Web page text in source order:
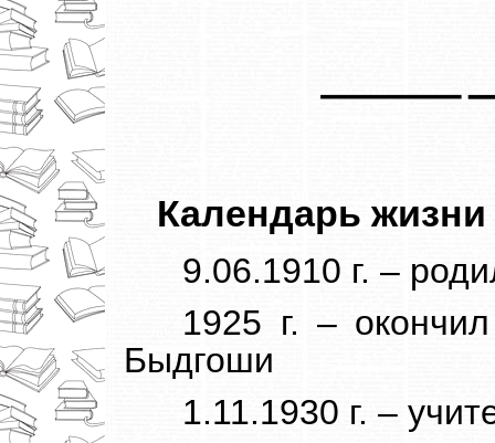
Календарь
9.06.1910 г. –
1925 г. –
Быдгоши
1.11.1930 г. –